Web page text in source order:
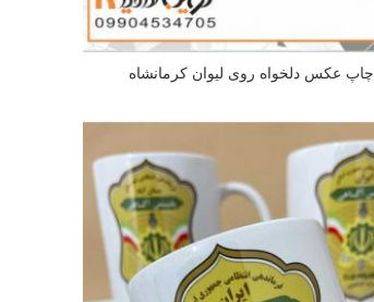
چاپ عکس دلخواه روی لیوان کرمانشاه